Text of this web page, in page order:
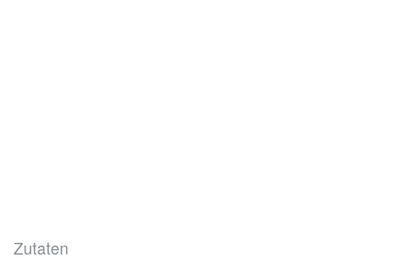
Zutaten